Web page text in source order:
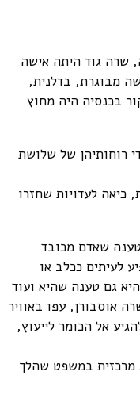
שרה גוד היתה אישה
מבוגרת, בדלנית,
בכנסיה היה מחוץ
רוחותיהן של שלושת
כיאה לעדויות שחזרו
שאדם מכובד
לעיתים ככלב או
גם טענה שהיא ועוד
אוסבורן, עפו באוויר
אל הכומר לייעוץ,
מרכזית במשפט שהלך